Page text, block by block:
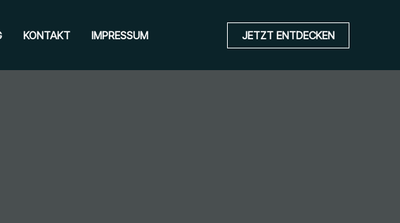
KONTAKT IMPRESSUM JETZT ENTDECKEN